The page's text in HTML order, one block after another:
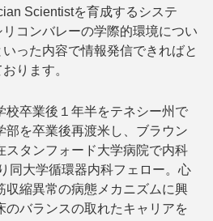
Scientistを育成するシステ
リコンバレーの学際的環境につい
いった内容で情報発信できればと
ります。
校卒業後１年半をテネシー州で
部を卒業後再渡米し、ブラウン
スタンフォード大学病院で内科
同大学循環器内科フェロー。心
収縮異常の病態メカニズムに興
のバランスの取れたキャリアを